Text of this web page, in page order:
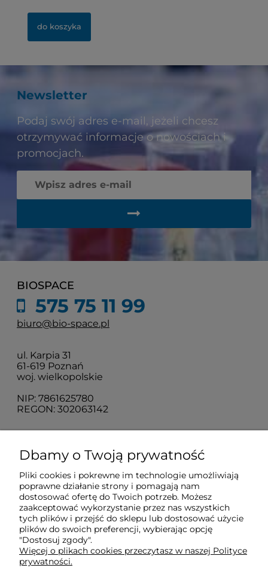
do koszyka
Newsletter
Podaj swój adres e-mail, jeżeli chcesz
otrzymywać informacje o nowościach i
promocjach.
BIOSPACE
575 75 11 99
biuro@bio-space.pl
ul. Karpia 31
61-619 Poznań
woj. wielkopolskie
NIP: 7861625780
REGON: 302063142
O nas
Obsługa klienta
Pomoc
Moje konto
Dbamy o Twoją prywatność
Pliki cookies i pokrewne im technologie umożliwiają
poprawne działanie strony i pomagają nam
dostosować ofertę do Twoich potrzeb. Możesz
zaakceptować wykorzystanie przez nas wszystkich
tych plików i przejść do sklepu lub dostosować użycie
plików do swoich preferencji, wybierając opcję
"Dostosuj zgody".
Więcej o plikach cookies przeczytasz w naszej Polityce
prywatności.